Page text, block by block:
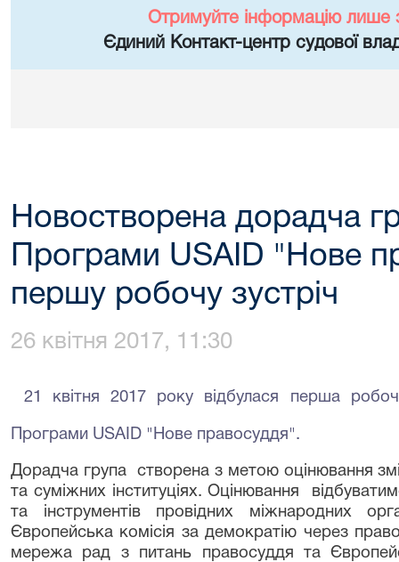
Отримуйте інформацію лише
Єдиний Контакт-центр судової
Новостворена дорадча
Програми USAID "Нове
першу робочу зустріч
26 квітня 2017, 11:30
21 квітня 2017 року відбулася перша
Програми USAID "Нове правосуддя".
Дорадча група створена з метою оцінювання
та суміжних інституціях. Оцінювання
та інструментів провідних міжнародних
Європейська комісія за демократію через
мережа рад з питань правосуддя та